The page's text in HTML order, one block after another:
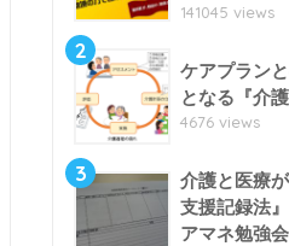
141045 views
2
ケアプラン
となる『介
4676 views
3
介護と医療
支援記録法
アマネ勉強